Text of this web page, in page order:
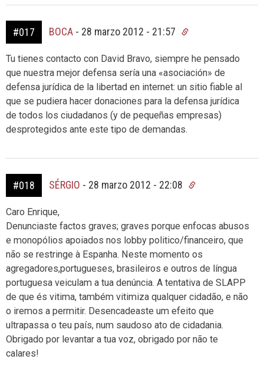
#017 BOCA - 28 marzo 2012 - 21:57
Tu tienes contacto con David Bravo, siempre he pensado
que nuestra mejor defensa sería una «asociación» de
defensa jurídica de la libertad en internet: un sitio fiable al
que se pudiera hacer donaciones para la defensa jurídica
de todos los ciudadanos (y de pequeñas empresas)
desprotegidos ante este tipo de demandas.
#018 SÉRGIO - 28 marzo 2012 - 22:08
Caro Enrique,
Denunciaste factos graves; graves porque enfocas abusos
e monopólios apoiados nos lobby politico/financeiro, que
não se restringe à Espanha. Neste momento os
agregadores,portugueses, brasileiros e outros de língua
portuguesa veiculam a tua denúncia. A tentativa de SLAPP
de que és vitima, também vitimiza qualquer cidadão, e não
o iremos a permitir. Desencadeaste um efeito que
ultrapassa o teu país, num saudoso ato de cidadania.
Obrigado por levantar a tua voz, obrigado por não te
calares!